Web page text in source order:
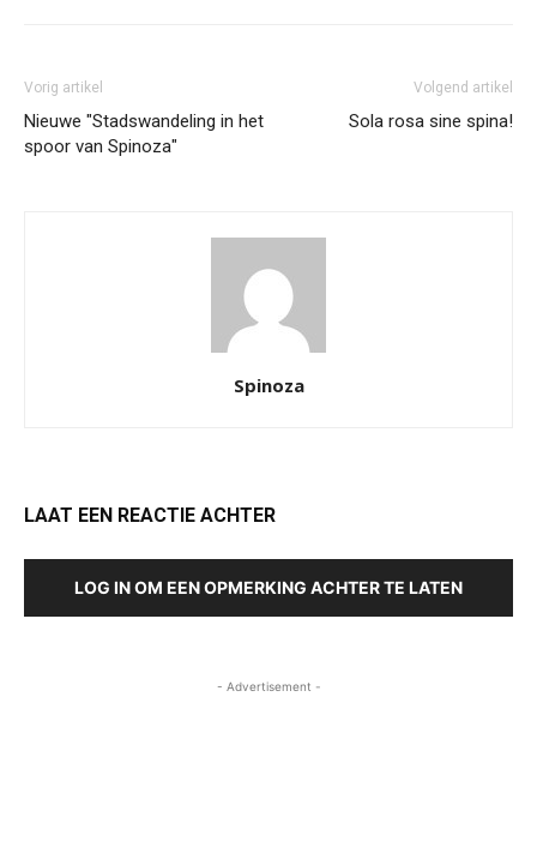
Vorig artikel
Nieuwe "Stadswandeling in het
spoor van Spinoza"
Volgend artikel
Sola rosa sine spina!
Spinoza
LAAT EEN REACTIE ACHTER
LOG IN OM EEN OPMERKING ACHTER TE LATEN
- Advertisement -